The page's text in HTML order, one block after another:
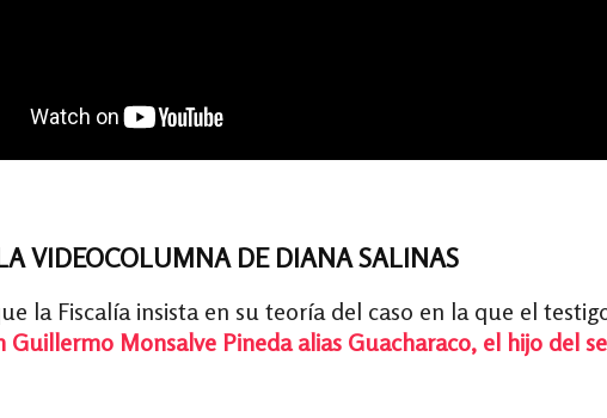
VIDEOCOLUMNA DE DIANA SALINAS
la Fiscalía insista en su teoría del caso en la que el
Guillermo Monsalve Pineda alias Guacharaco, el hijo del